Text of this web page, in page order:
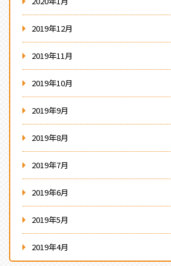
2019年12月
2019年11月
2019年10月
2019年9月
2019年8月
2019年7月
2019年6月
2019年5月
2019年4月